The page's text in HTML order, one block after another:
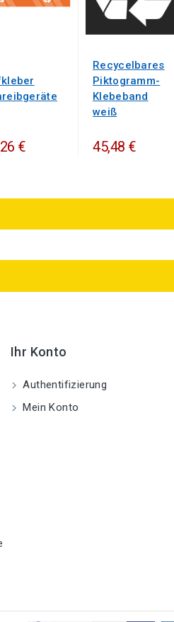
€
Recycelbares
Piktogramm-
Klebeband
weiß
45,48 €
Ihr Konto
Authentifizierung
Mein Konto